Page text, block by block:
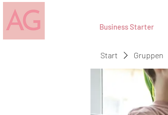
Business Starter
Start Gruppen